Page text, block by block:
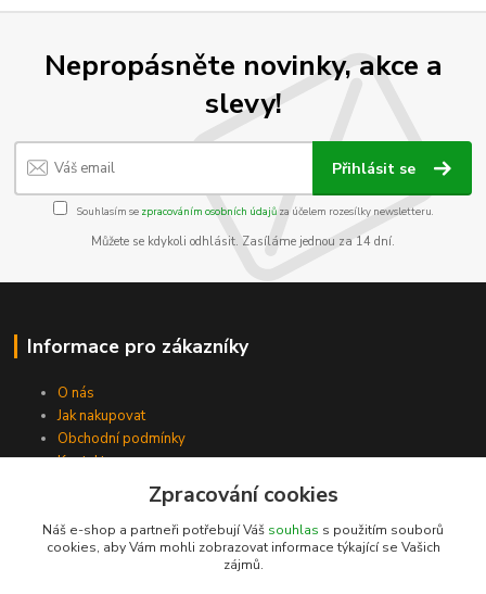
Nepropásněte novinky, akce a
slevy!
Přihlásit se
Souhlasím se zpracováním osobních údajůza účelem rozesílky newsletteru.
Můžete se kdykoli odhlásit. Zasíláme jednou za 14 dní.
Informace pro zákazníky
O nás
Jak nakupovat
Obchodní podmínky
Kontakty
Zpracování cookies
Náš e-shop a partneři potřebují Váš souhlas s použitím souborů
cookies, aby Vám mohli zobrazovat informace týkající se Vašich
zájmů.